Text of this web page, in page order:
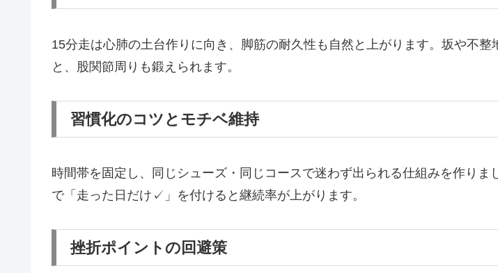
15分走は心肺の土台作りに向き、脚筋の耐久性も自然と上がります。坂や不整
と、股関節周りも鍛えられます。
習慣化のコツとモチベ維持
時間帯を固定し、同じシューズ・同じコースで迷わず出られる仕組みを作りま
で「走った日だけ✓」を付けると継続率が上がります。
挫折ポイントの回避策